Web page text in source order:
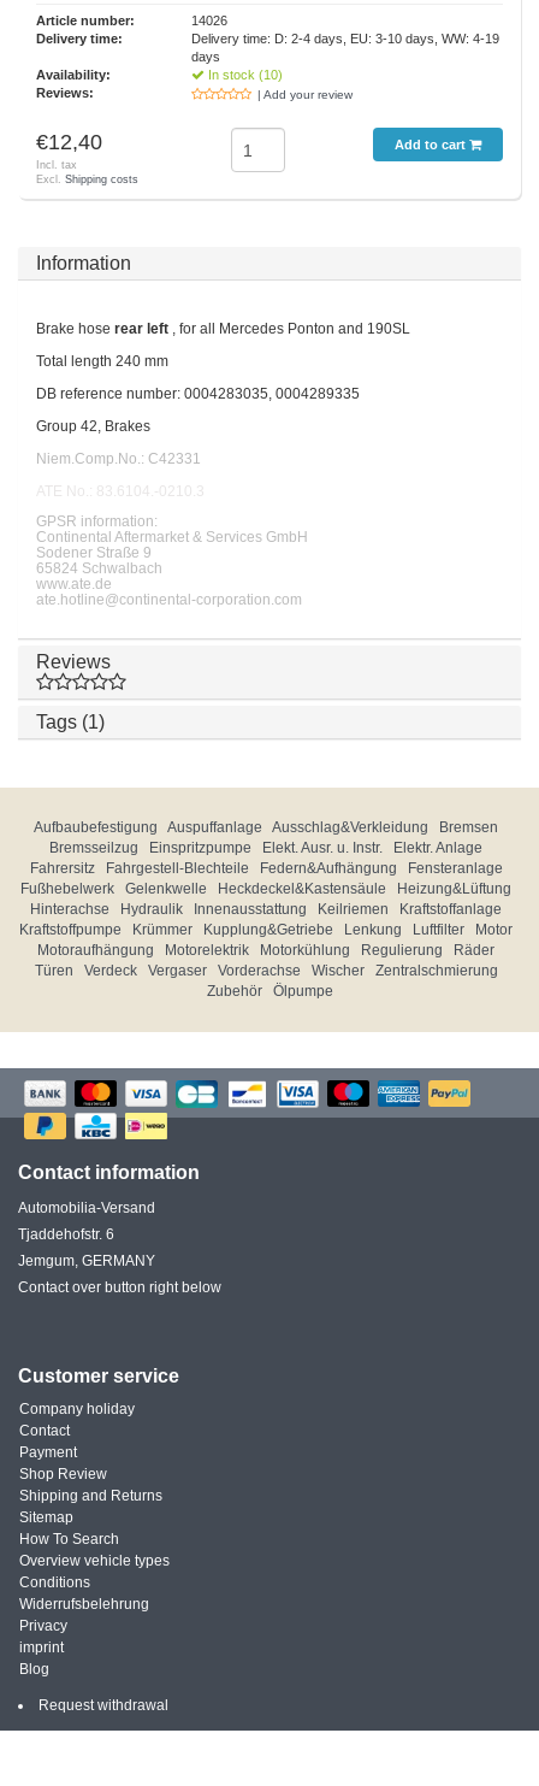
Article number:
14026
Delivery time:
Delivery time: D: 2-4 days, EU: 3-10 days, WW: 4-19
days
Availability:
In stock (10)
Reviews:
| Add your review
€12,40
Incl. tax
Excl. Shipping costs
Add to cart
Information
Brake hose rear left , for all Mercedes Ponton and 190SL
Total length 240 mm
DB reference number: 0004283035, 0004289335
Group 42, Brakes
Niem.Comp.No.: C42331
ATE No.: 83.6104.-0210.3
GPSR information:
Continental Aftermarket & Services GmbH
Sodener Straße 9
65824 Schwalbach
www.ate.de
ate.hotline@continental-corporation.com
Reviews
Tags (1)
Aufbaubefestigung Auspuffanlage Ausschlag&Verkleidung
Bremsen
Bremsseilzug
Einspritzpumpe Elekt. Ausr. u. Instr.
Elektr. Anlage
Fahrersitz
Fahrgestell-Blechteile Federn&Aufhängung
Fensteranlage
Fußhebelwerk
Gelenkwelle Heckdeckel&Kastensäule
Heizung&Lüftung
Hinterachse
Hydraulik Innenausstattung Keilriemen
Kraftstoffanlage
Kraftstoffpumpe
Krümmer Kupplung&Getriebe Lenkung Luftfilter
Motor
Motoraufhängung
Motorelektrik Motorkühlung Regulierung
Räder
Türen
Verdeck Vergaser Vorderachse Wischer
Zentralschmierung
Zubehör
Ölpumpe
Contact information
Automobilia-Versand
Tjaddehofstr. 6
Jemgum, GERMANY
Contact over button right below
Customer service
Company holiday
Contact
Payment
Shop Review
Shipping and Returns
Sitemap
How To Search
Overview vehicle types
Conditions
Widerrufsbelehrung
Privacy
imprint
Blog
Request withdrawal